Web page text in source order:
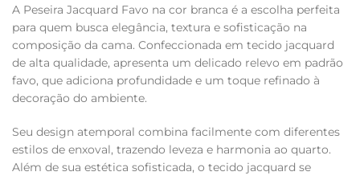
A Peseira Jacquard Favo na cor branca é a escolha perfeita
para quem busca elegância, textura e sofisticação na
composição da cama. Confeccionada em tecido jacquard
de alta qualidade, apresenta um delicado relevo em padrão
favo, que adiciona profundidade e um toque refinado à
decoração do ambiente.
Seu design atemporal combina facilmente com diferentes
estilos de enxoval, trazendo leveza e harmonia ao quarto.
Além de sua estética sofisticada, o tecido jacquard se